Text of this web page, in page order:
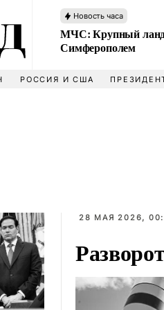
Новость часа
МЧС: Крупный
Симферополем
РОССИЯ И США
28 МАЯ 2026,